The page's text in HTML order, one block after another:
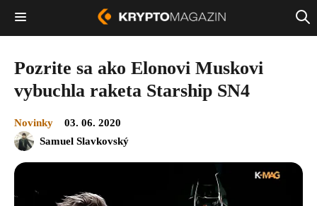
Pozrite sa ako Elonovi Muskovi
vybuchla raketa Starship SN4
Novinky
03. 06. 2020
Samuel Slavkovský